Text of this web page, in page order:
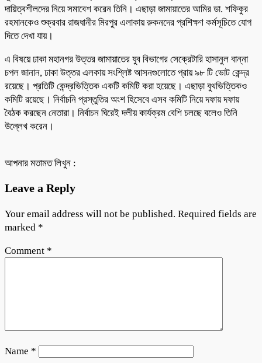
দায়িত্বশীলদের নিয়ে সমাবেশ করেন তিনি। এছাড়া জামায়াতের আমির ডা. শফিকুর
রহমানকেও শুক্রবার রাজধানীর মিরপুর এলাকায় রুকনদের প্রশিক্ষণ কর্মসূচিতে যোগ
দিতে দেখা যায়।
এ বিষয়ে ঢাকা মহানগর উত্তর জামায়াতের যুব বিভাগের সেক্রেটারি হাসানুল বান্না
চপল জানান, ঢাকা উত্তর এলকায় সংশ্লিষ্ট আসনগুলোতে প্রায় ৯৮ টি ভোট কেন্দ্র
রয়েছে। প্রতিটি কেন্দ্রভিত্তিক একটি কমিটি করা হয়েছে। এছাড়া বুথভিত্তিকও
কমিটি রয়েছে। নির্বাচনি প্রস্তুতির অংশ হিসেবে এসব কমিটি নিয়ে দফায় দফায়
বৈঠক করছেন নেতারা। নির্বাচন ঘিরেই দলীয় কার্যক্রম বেশি চলছে বলেও তিনি
উল্লেখ করেন।
আপনার মতামত লিখুন :
Leave a Reply
Your email address will not be published. Required fields are
marked *
Comment *
Name *